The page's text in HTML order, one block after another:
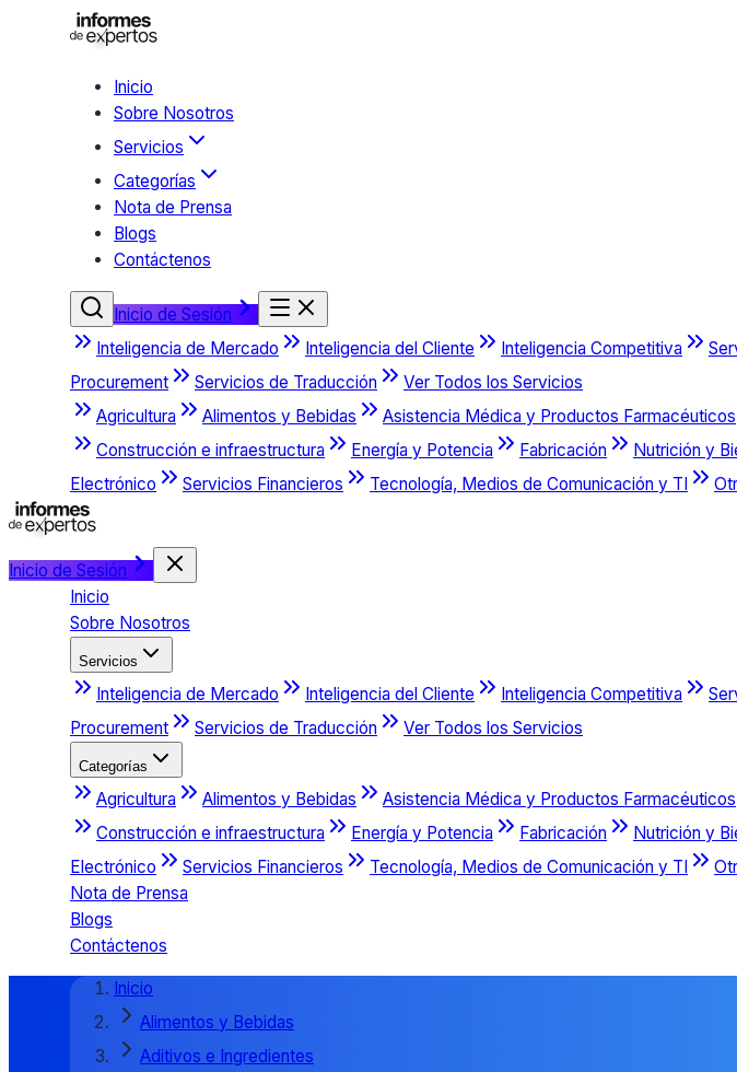
Inicio
Sobre Nosotros
Servicios
Categorías
Nota de Prensa
Blogs
Contáctenos
Inicio de Sesión
Inteligencia de Mercado
Inteligencia del Cliente Inteligencia Competitiva
Procurement
Servicios de Traducción
Ver Todos los Servicios
Agricultura
Alimentos y Bebidas Asistencia Médica y Productos Farmacéuticos
Construcción e infraestructura
Energía y Potencia Fabricación Nutrición y
Electrónico
Servicios Financieros Tecnología, Medios de Comunicación y TI
Inicio de Sesión
Inicio
Sobre Nosotros
Servicios
Inteligencia de Mercado Inteligencia del Cliente Inteligencia Competitiva
Procurement
Servicios de Traducción Ver Todos los Servicios
Categorías
Agricultura Alimentos y Bebidas Asistencia Médica y Productos Farmacéuticos
Construcción e infraestructura
Energía y Potencia Fabricación Nutrición y
Electrónico
Servicios Financieros Tecnología, Medios de Comunicación y TI
Nota de Prensa
Blogs
Contáctenos
Inicio
Alimentos y Bebidas
Aditivos e Ingredientes